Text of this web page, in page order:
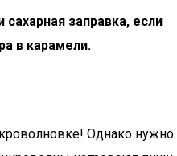
заправка, если
в карамели.
Однако нужно